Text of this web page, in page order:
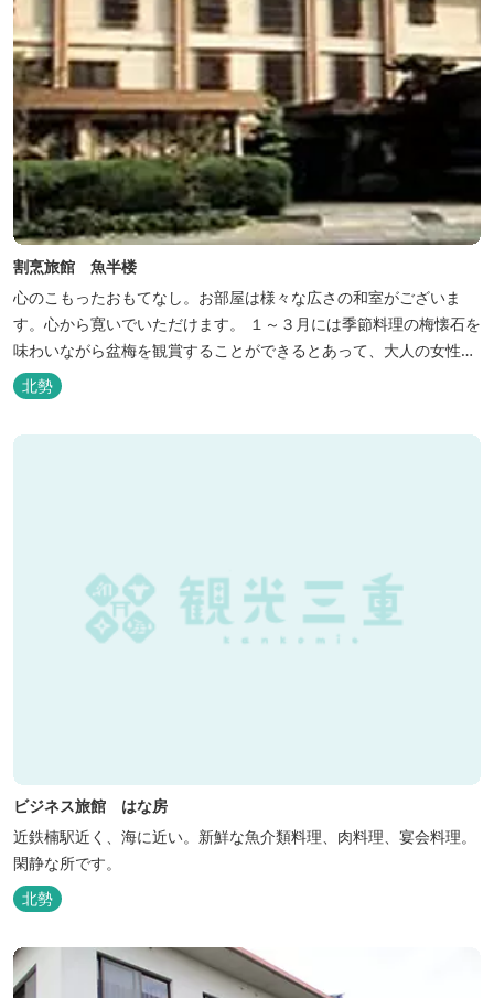
割烹旅館 魚半楼
心のこもったおもてなし。お部屋は様々な広さの和室がございま
す。心から寛いでいただけます。 １～３月には季節料理の梅懐石を
味わいながら盆梅を観賞することができるとあって、大人の女性に
も人気です。
北勢
ビジネス旅館 はな房
近鉄楠駅近く、海に近い。新鮮な魚介類料理、肉料理、宴会料理。
閑静な所です。
北勢